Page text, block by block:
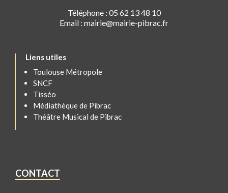
Téléphone : 05 62 13 48 10
Email : mairie@mairie-pibrac.fr
Liens utiles
Toulouse Métropole
SNCF
Tisséo
Médiathèque de Pibrac
Théâtre Musical de Pibrac
CONTACT